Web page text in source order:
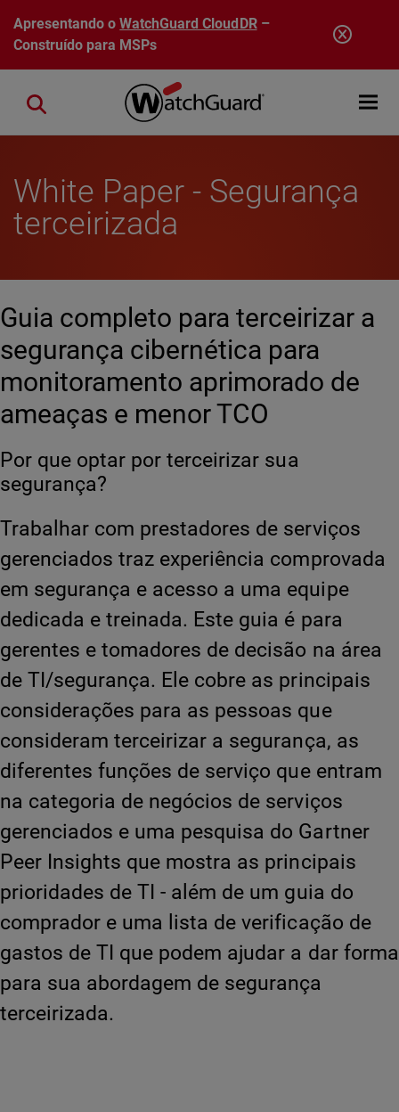
Pular para o conteúdo principal
Apresentando oWatchGuard CloudDR–
Construído para MSPs
Open
Close search
White Paper - Segurança
terceirizada
Guia completo para terceirizar a
segurança cibernética para
monitoramento aprimorado de
ameaças e menor TCO
Por que optar por terceirizar sua
segurança?
Trabalhar com prestadores de serviços
gerenciados traz experiência comprovada
em segurança e acesso a uma equipe
dedicada e treinada. Este guia é para
gerentes e tomadores de decisão na área
de TI/segurança. Ele cobre as principais
considerações para as pessoas que
consideram terceirizar a segurança, as
diferentes funções de serviço que entram
na categoria de negócios de serviços
gerenciados e uma pesquisa do Gartner
Peer Insights que mostra as principais
prioridades de TI - além de um guia do
comprador e uma lista de verificação de
gastos de TI que podem ajudar a dar forma
para sua abordagem de segurança
terceirizada.